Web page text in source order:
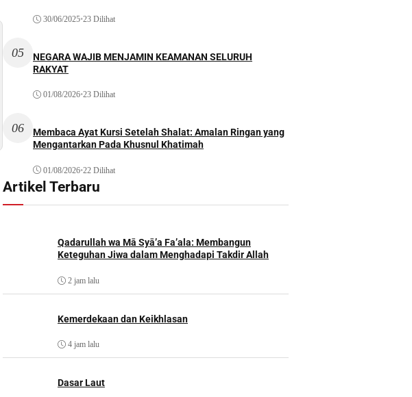
30/06/2025•23 Dilihat
05
NEGARA WAJIB MENJAMIN KEAMANAN SELURUH
RAKYAT
01/08/2026•23 Dilihat
06
Membaca Ayat Kursi Setelah Shalat: Amalan Ringan yang
Mengantarkan Pada Khusnul Khatimah
01/08/2026•22 Dilihat
Artikel Terbaru
Qadarullah wa Mā Syā’a Fa’ala: Membangun
Keteguhan Jiwa dalam Menghadapi Takdir Allah
2 jam lalu
Kemerdekaan dan Keikhlasan
4 jam lalu
Dasar Laut